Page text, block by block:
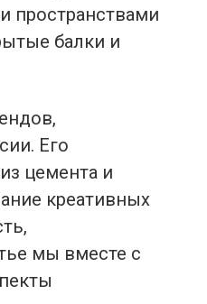
пространствами
балки и
Его
цемента и
креативных
мы вместе с